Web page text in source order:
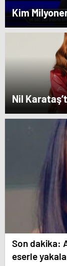
Kim
değerindeki
Nil
Yayında!
Son dakika:
eserle